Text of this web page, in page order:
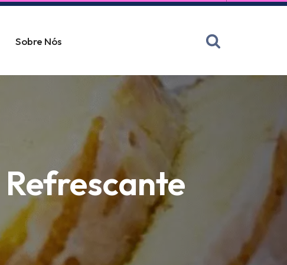
Sobre Nós